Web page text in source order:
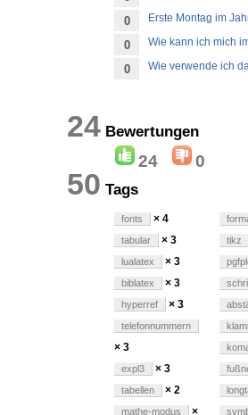
0 Erste Montag im
0 Wie kann ich mich
0 Wie verwende ich
24
24 0
50 Tags
fonts × 4
tabular × 3
lualatex × 3
biblatex × 3
hyperref × 3
telefonnummern
× 3
expl3 × 3
tabellen × 2
mathe-modus
×
tikz